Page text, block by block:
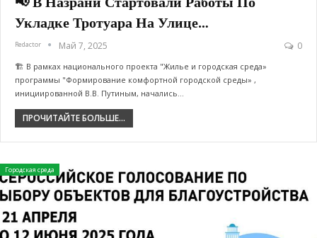
Укладке Тротуара На Улице…
Redactor Май 7, 2025 0
🏗️ В рамках национального проекта "Жилье и городская среда»
программы "Формирование комфортной городской среды» ,
инициированной В.В. Путиным, начались…
ПРОЧИТАЙТЕ БОЛЬШЕ...
Городская среда